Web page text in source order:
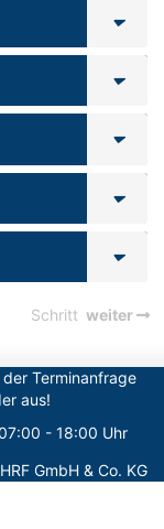
Schritt weiter
Terminanfrage
aus!
- 18:00 Uhr
GmbH & Co. KG